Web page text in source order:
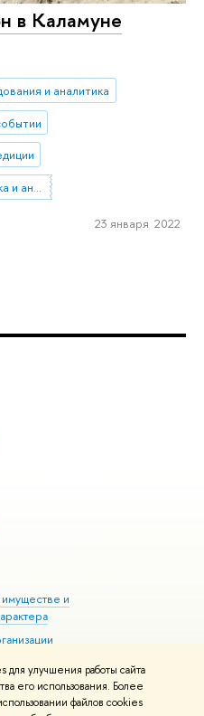
улучшения работы сайта
его использования. Более
файлов cookies
в Каламуне
и аналитика
Институт классического Востока и античности
23 января 2022
и
здоровья